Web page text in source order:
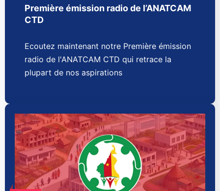
Première émission radio de l’ANATCAM
CTD
Ecoutez maintenant notre Première émission
radio de l'ANATCAM CTD qui retrace la
plupart de nos aspirations